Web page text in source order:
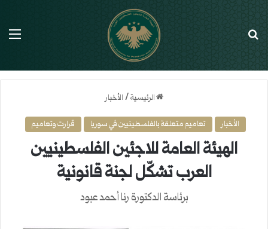
الرئيسية/ الأخبار
الأخبار تعاميم متعلقة بالفلسطينيين في سوريا قرارت وتعاميم
الهيئة العامة للاجئين الفلسطينيين
العرب تشكّل لجنة قانونية
برئاسة الدكتورة رنا أحمد عبود